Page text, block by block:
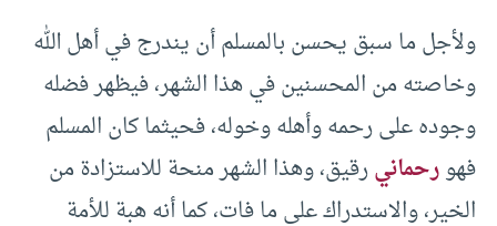
ولأجل ما سبق يحسن بالمسلم أن يندرج في أهل الله
وخاصته من المحسنين في هذا الشهر، فيظهر فضله
وجوده على رحمه وأهله وخوله، فحيثما كان المسلم
فهورحمانيرقيق، وهذا الشهر منحة للاستزادة من
الخير، والاستدراك على ما فات، كما أنه هبة للأمة